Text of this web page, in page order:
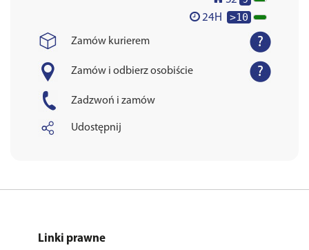
24H >10
Zamów kurierem
Zamów i odbierz osobiście
Zadzwoń i zamów
Udostępnij
Linki prawne